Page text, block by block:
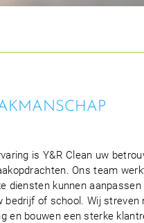
is Y&R Clean uw
Ons team
diensten kunnen aanpassen
bedrijf of school. Wij streven
en bouwen een sterke